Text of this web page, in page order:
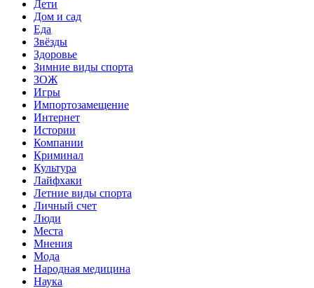
Дети
Дом и сад
Еда
Звёзды
Здоровье
Зимние виды спорта
ЗОЖ
Игры
Импортозамещение
Интернет
Истории
Компании
Криминал
Культура
Лайфхаки
Летние виды спорта
Личный счет
Люди
Места
Мнения
Мода
Народная медицина
Наука